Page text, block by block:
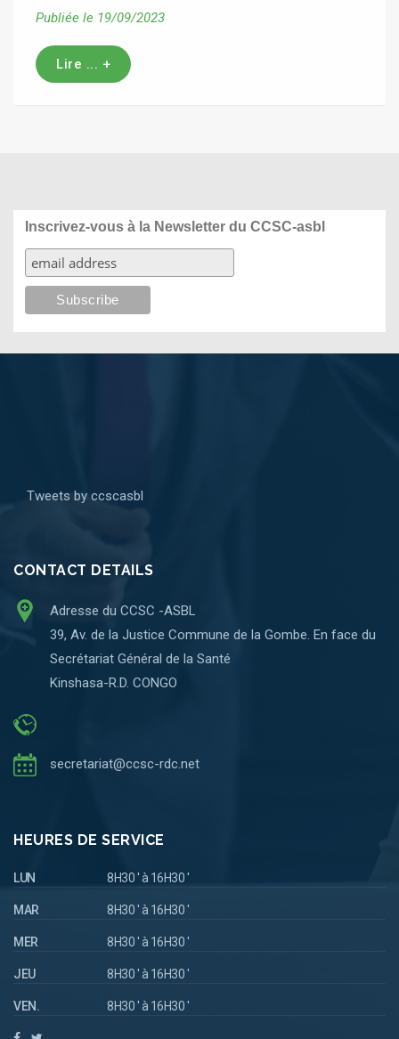
Publiée le 19/09/2023
Lire ... +
Inscrivez-vous à la Newsletter du CCSC-asbl
Tweets by ccscasbl
CONTACT DETAILS
Adresse du CCSC -ASBL
39, Av. de la Justice Commune de la Gombe. En face du
Secrétariat Général de la Santé
Kinshasa-R.D. CONGO
secretariat@ccsc-rdc.net
HEURES DE SERVICE
LUN 8H30 ' à 16H30 '
MAR 8H30 ' à 16H30 '
MER 8H30 ' à 16H30 '
JEU 8H30 ' à 16H30 '
VEN. 8H30 ' à 16H30 '